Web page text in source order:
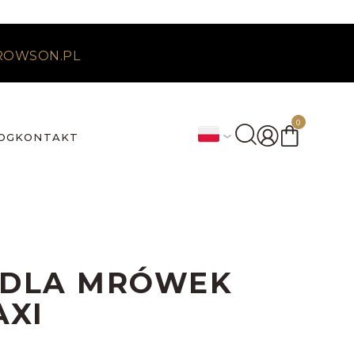
KONTAKT
0
MRÓWEK